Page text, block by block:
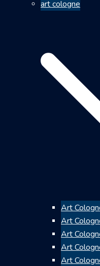
art cologne
Art
Art
Art
Art
Art